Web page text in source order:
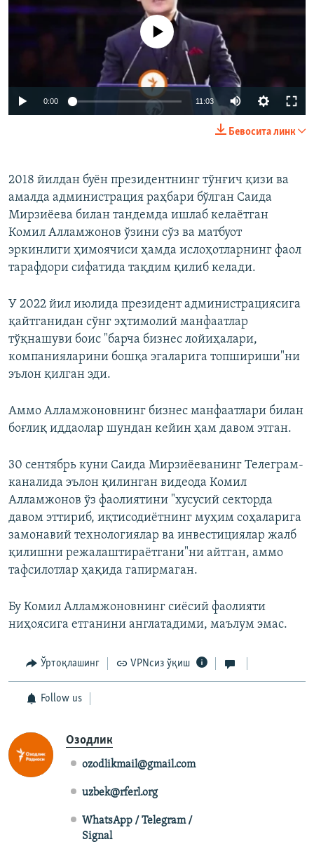
720p 1080p
Айни дамда медиа-манба мавжуд эмас
0:00 11:03
720p
1080p
Бевосита линк
2018 йилдан буён президентнинг тўнғич қизи ва
амалда администрация раҳбари бўлган Саида
Мирзиёева билан тандемда ишлаб келаётган
Комил Алламжонов ўзини сўз ва матбуот
эркинлиги ҳимоячиси ҳамда ислоҳотларнинг фаол
тарафдори сифатида тақдим қилиб келади.
У 2022 йил июлида президент администрациясига
қайтганидан сўнг эҳтимолий манфаатлар
тўқнашуви боис "барча бизнес лойиҳалари,
компанияларини бошқа эгаларига топшириши"ни
эълон қилган эди.
Аммо Алламжоновнинг бизнес манфаатлари билан
боғлиқ иддаолар шундан кейин ҳам давом этган.
30 сентябрь куни Саида Мирзиёеванинг Телеграм-
каналида эълон қилинган видеода Комил
Алламжонов ўз фаолиятини "хусусий секторда
давом эттириб, иқтисодиётнинг муҳим соҳаларига
замонавий технологиялар ва инвестициялар жалб
қилишни режалаштираётгани"ни айтган, аммо
тафсилотлар ҳақида гапирмаган.
Бу Комил Алламжоновнинг сиёсий фаолияти
ниҳоясига етганини англатадими, маълум эмас.
Ўртоқлашинг VPNсиз ўқиш
Follow us
Озодлик
ozodlikmail@gmail.com
uzbek@rferl.org
WhatsApp / Telegram /
Signal